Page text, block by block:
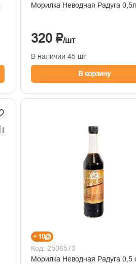
Морилка Неводная Радуга
320 ₽/шт
В наличии 45 шт
В корзину
+ 10
Код: 2506573
Морилка Неводная Радуга 0,5